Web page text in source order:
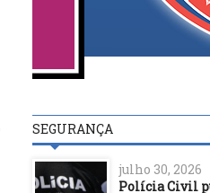
SEGURANÇA
julho 30, 2026
Polícia Civil